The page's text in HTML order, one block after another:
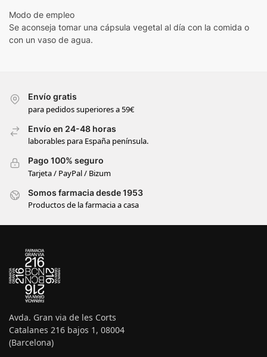
Modo de empleo
Se aconseja tomar una cápsula vegetal al día con la comida o
con un vaso de agua.
Envío gratis
para pedidos superiores a 59€
Envío en 24-48 horas
laborables para España península.
Pago 100% seguro
Tarjeta / PayPal / Bizum
Somos farmacia desde 1953
Productos de la farmacia a casa
Avda. Gran via de les Corts
Catalanes 216 bajos 1, 08004
(Barcelona)